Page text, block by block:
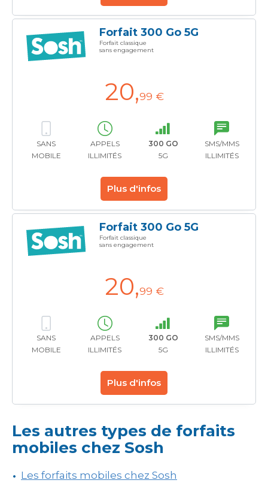
Forfait 300 Go 5G
Forfait classique
sans engagement
20,99 €
SANS
MOBILE
APPELS
ILLIMITÉS
300 GO
5G
SMS/MMS
ILLIMITÉS
Plus d'infos
Forfait 300 Go 5G
Forfait classique
sans engagement
20,99 €
SANS
MOBILE
APPELS
ILLIMITÉS
300 GO
5G
SMS/MMS
ILLIMITÉS
Plus d'infos
Les autres types de forfaits
mobiles chez Sosh
Les forfaits mobiles chez Sosh